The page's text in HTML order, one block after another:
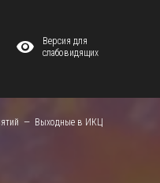
Версия для
слабовидящих
Выходные в ИКЦ